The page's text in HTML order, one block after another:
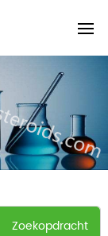
Zoekopdracht